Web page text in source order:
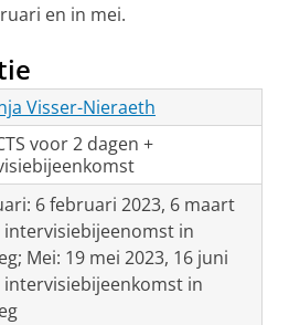
en in mei.
Visser-Nieraeth
voor 2 dagen +
6 februari 2023, 6 maart
intervisiebijeenomst in
Mei: 19 mei 2023, 16 juni
intervisiebijeenkomst in